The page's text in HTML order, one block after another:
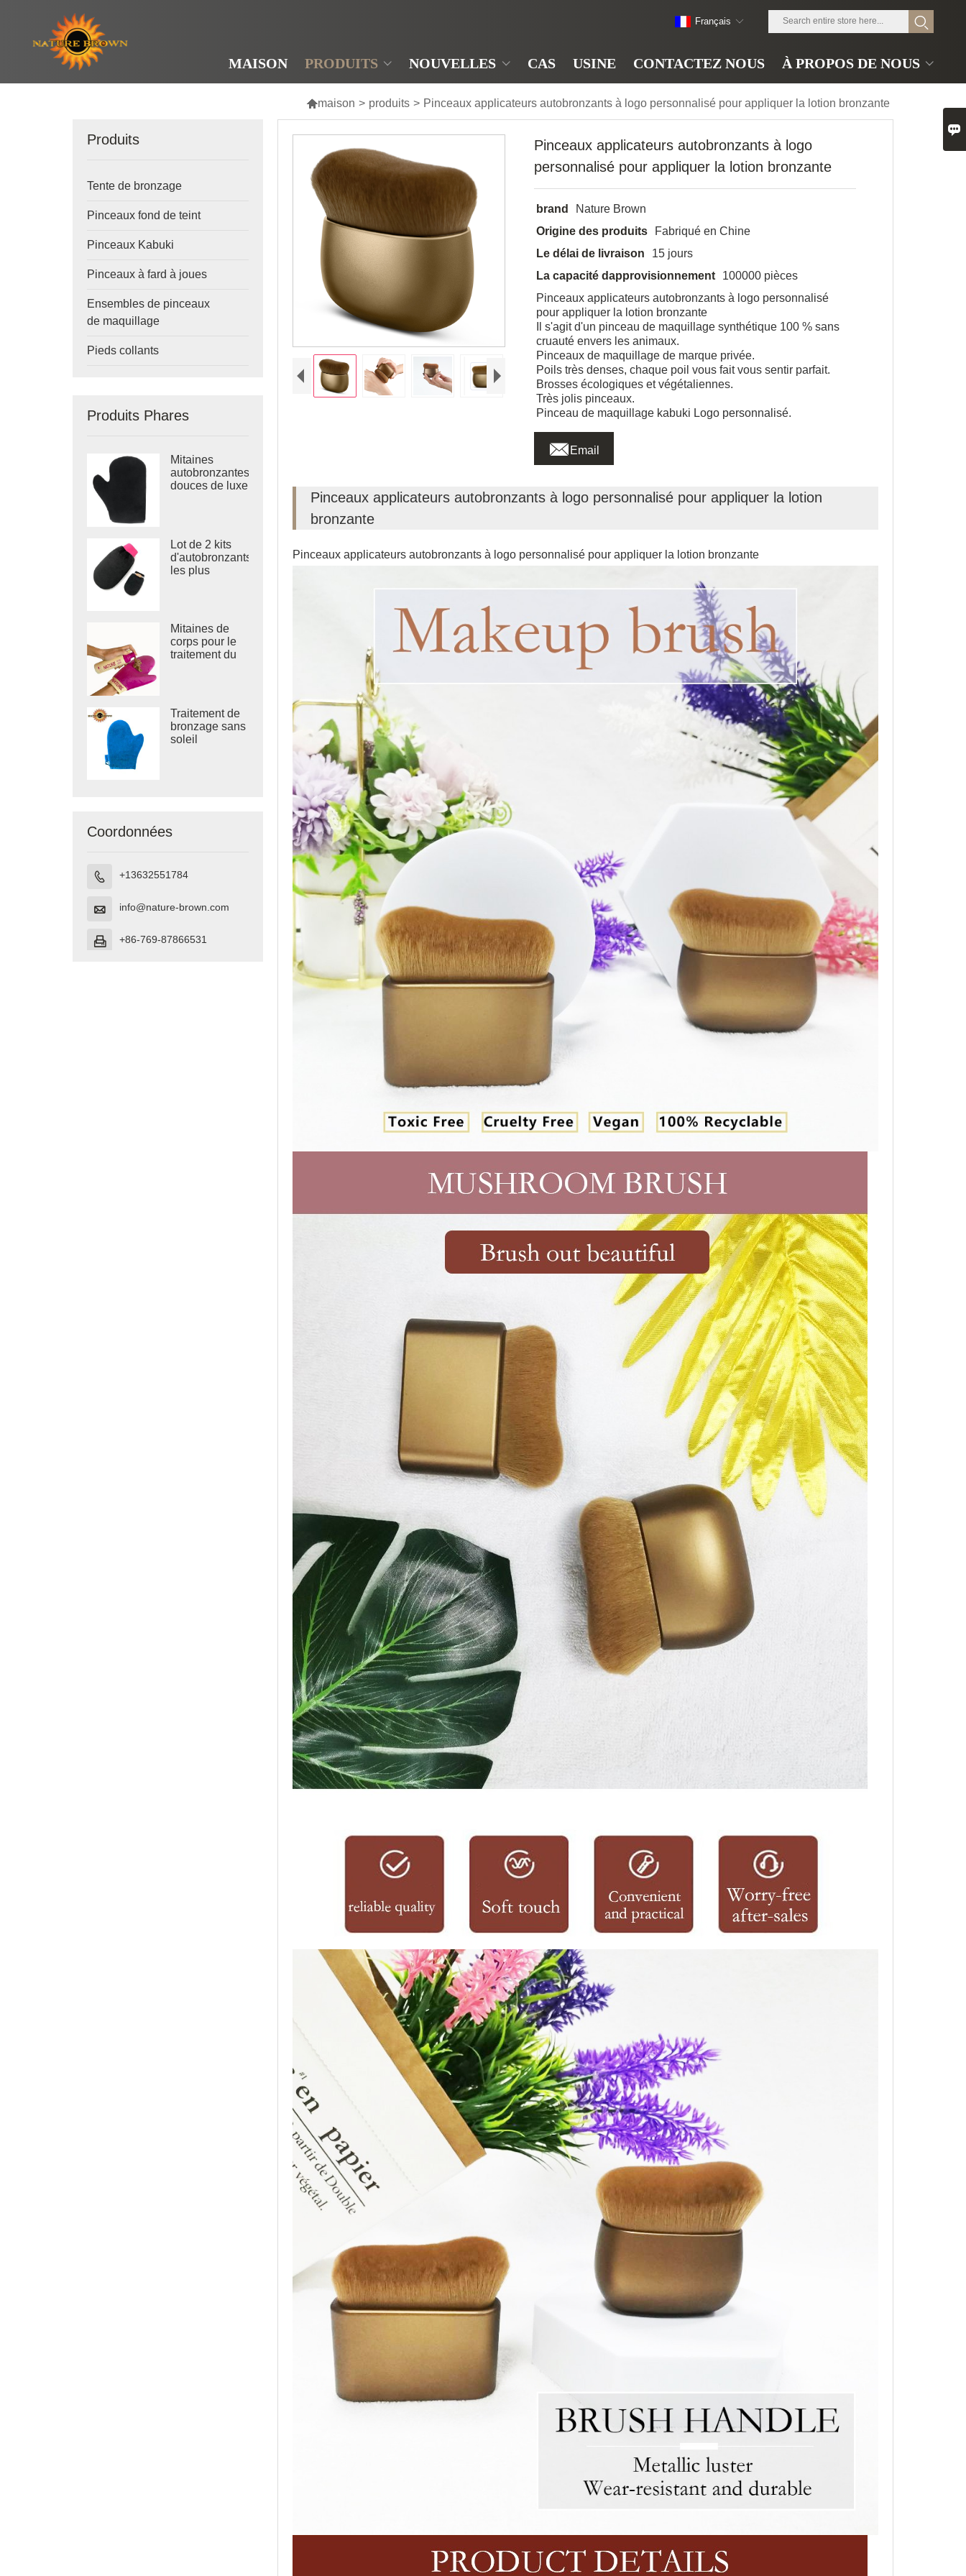
MAISON PRODUITS NOUVELLES CAS USINE CONTACTEZ NOUS À PROPOS DE NOUS
Français
maison > produits > Pinceaux applicateurs autobronzants à logo personnalisé pour appliquer la lotion bronzante
Produits
Tente de bronzage
Pinceaux fond de teint
Pinceaux Kabuki
Pinceaux à fard à joues
Ensembles de pinceaux
de maquillage
Pieds collants
Produits Phares
Mitaines
autobronzantes
douces de luxe
Lot de 2 kits
d'autobronzants
les plus
Mitaines de
corps pour le
traitement du
Traitement de
bronzage sans
soleil
Coordonnées
 +13632551784
 info@nature-brown.com
 +86-769-87866531
Pinceaux applicateurs autobronzants à logo
personnalisé pour appliquer la lotion bronzante
brand
Nature Brown
Origine des produits
Fabriqué en Chine
Le délai de livraison
15 jours
La capacité dapprovisionnement
100000 pièces
Pinceaux applicateurs autobronzants à logo personnalisé
pour appliquer la lotion bronzante
Il s'agit d'un pinceau de maquillage synthétique 100 % sans
cruauté envers les animaux.
Pinceaux de maquillage de marque privée.
Poils très denses, chaque poil vous fait vous sentir parfait.
Brosses écologiques et végétaliennes.
Très jolis pinceaux.
Pinceau de maquillage kabuki Logo personnalisé.
 Email
Pinceaux applicateurs autobronzants à logo personnalisé pour appliquer la lotion
bronzante
Pinceaux applicateurs autobronzants à logo personnalisé pour appliquer la lotion bronzante
